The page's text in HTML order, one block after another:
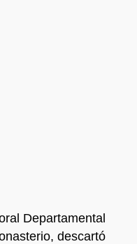
Departamental
descartó